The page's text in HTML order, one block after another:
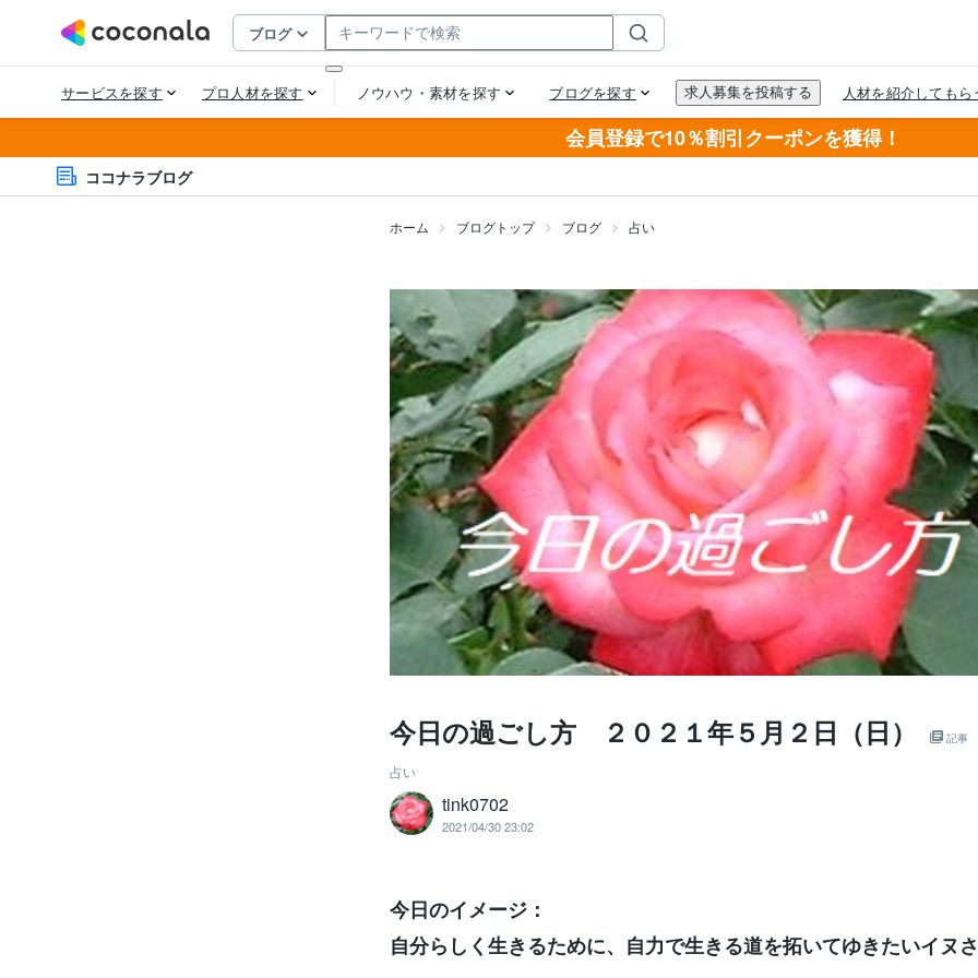
会員登録で10％割引クーポンを獲得！
ココナラブログ
ホーム ブログトップ ブログ 占い
今日の過ごし方 ２０２１年５月２日（日） 記事
占い
tink0702
2021/04/30 23:02
今日のイメージ：
自分らしく生きるために、自力で生きる道を拓いてゆきたいイヌ